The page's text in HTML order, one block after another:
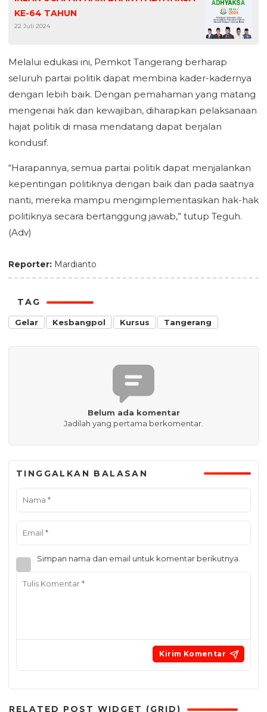
KE-64 TAHUN
22 Juli 2024
Melalui edukasi ini, Pemkot Tangerang berharap
seluruh partai politik dapat membina kader-kadernya
dengan lebih baik. Dengan pemahaman yang matang
mengenai hak dan kewajiban, diharapkan pelaksanaan
hajat politik di masa mendatang dapat berjalan
kondusif.
“Harapannya, semua partai politik dapat menjalankan
kepentingan politiknya dengan baik dan pada saatnya
nanti, mereka mampu mengimplementasikan hak-hak
politiknya secara bertanggung jawab,” tutup Teguh.
(Adv)
Reporter: Mardianto
TAG
Gelar Kesbangpol Kursus Tangerang
Belum ada komentar
Jadilah yang pertama berkomentar.
TINGGALKAN BALASAN
Simpan nama dan email untuk komentar berikutnya.
RELATED POST WIDGET (GRID)